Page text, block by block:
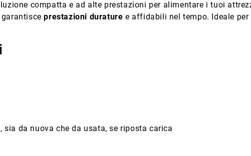
compatta e ad alte prestazioni per alimentare i tuoi
garantisceprestazioni durature e affidabili nel tempo. Ideale
sia da nuova che da usata, se riposta carica